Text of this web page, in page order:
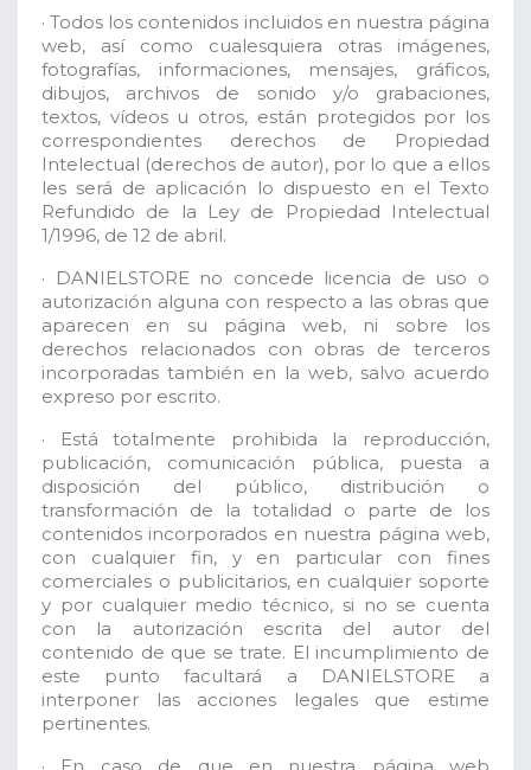
· Todos los contenidos incluidos en nuestra página
web, así como cualesquiera otras imágenes,
fotografías, informaciones, mensajes, gráficos,
dibujos, archivos de sonido y/o grabaciones,
textos, vídeos u otros, están protegidos por los
correspondientes derechos de Propiedad
Intelectual (derechos de autor), por lo que a ellos
les será de aplicación lo dispuesto en el Texto
Refundido de la Ley de Propiedad Intelectual
1/1996, de 12 de abril.
· DANIELSTORE no concede licencia de uso o
autorización alguna con respecto a las obras que
aparecen en su página web, ni sobre los
derechos relacionados con obras de terceros
incorporadas también en la web, salvo acuerdo
expreso por escrito.
· Está totalmente prohibida la reproducción,
publicación, comunicación pública, puesta a
disposición del público, distribución o
transformación de la totalidad o parte de los
contenidos incorporados en nuestra página web,
con cualquier fin, y en particular con fines
comerciales o publicitarios, en cualquier soporte
y por cualquier medio técnico, si no se cuenta
con la autorización escrita del autor del
contenido de que se trate. El incumplimiento de
este punto facultará a DANIELSTORE a
interponer las acciones legales que estime
pertinentes.